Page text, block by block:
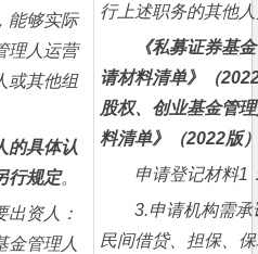
能够实际
理人运营
或其他组
的具体认
行规定。
出资人：
金管理人
行上述职务的其他
《私募证券基
请材料清单》（
股权、创业基金管
料清单》（2022版
申请登记材料1
3.申请机构需
民间借贷、担保、